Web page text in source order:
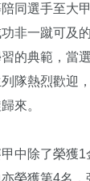
同選手至大
非一蹴可及
的典範，當
隊熱烈歡迎
來。
中除了榮獲